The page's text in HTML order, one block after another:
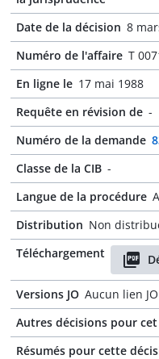
Date de la décision 8
Numéro de l'affaire T
En ligne le 17 mai 1988
Requête en révision de -
Numéro de la demande
Classe de la CIB -
Langue de la procédure
Distribution Non
Téléchargement
Versions JO Aucun lien
Autres décisions pour
Résumés pour cette